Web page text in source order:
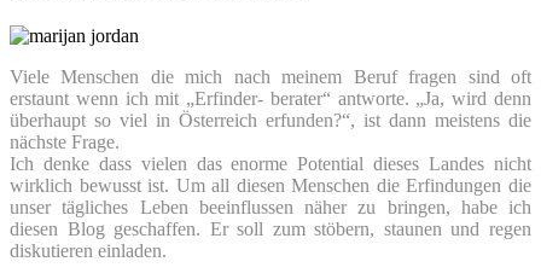
Viele Menschen die mich nach meinem Beruf fragen sind oft
erstaunt wenn ich mit „Erfinder- berater“ antworte. „Ja, wird denn
überhaupt so viel in Österreich erfunden?“, ist dann meistens die
nächste Frage.
Ich denke dass vielen das enorme Potential dieses Landes nicht
wirklich bewusst ist. Um all diesen Menschen die Erfindungen die
unser tägliches Leben beeinflussen näher zu bringen, habe ich
diesen Blog geschaffen. Er soll zum stöbern, staunen und regen
diskutieren einladen.